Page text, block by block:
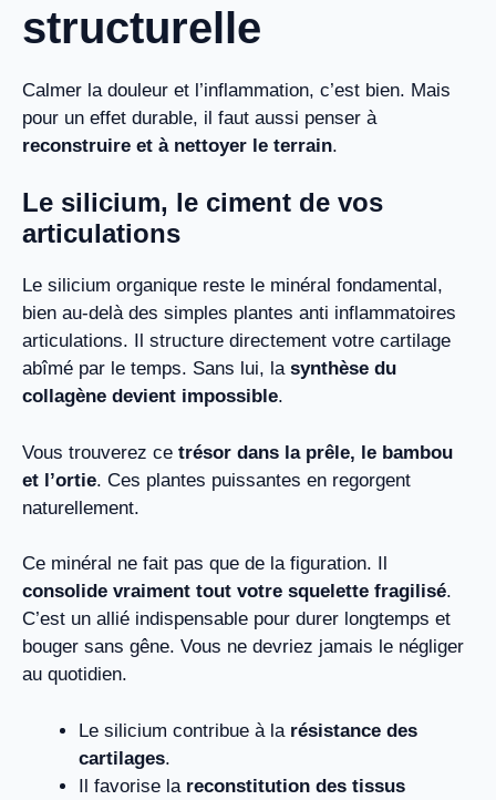
structurelle
Calmer la douleur et l’inflammation, c’est bien. Mais
pour un effet durable, il faut aussi penser à
reconstruire et à nettoyer le terrain.
Le silicium, le ciment de vos
articulations
Le silicium organique reste le minéral fondamental,
bien au-delà des simples plantes anti inflammatoires
articulations. Il structure directement votre cartilage
abîmé par le temps. Sans lui, la synthèse du
collagène devient impossible.
Vous trouverez ce trésor dans la prêle, le bambou
et l’ortie. Ces plantes puissantes en regorgent
naturellement.
Ce minéral ne fait pas que de la figuration. Il
consolide vraiment tout votre squelette fragilisé.
C’est un allié indispensable pour durer longtemps et
bouger sans gêne. Vous ne devriez jamais le négliger
au quotidien.
Le silicium contribue à la résistance des
cartilages.
Il favorise la reconstitution des tissus